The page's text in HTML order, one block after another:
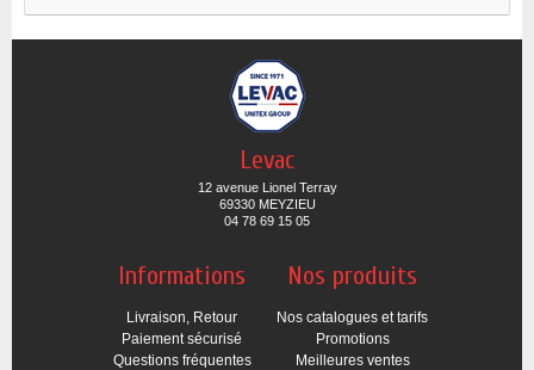
Levac
12 avenue Lionel Terray
69330 MEYZIEU
04 78 69 15 05
Informations
Livraison, Retour
Paiement sécurisé
Questions fréquentes
Nos produits
Nos catalogues et tarifs
Promotions
Meilleures ventes